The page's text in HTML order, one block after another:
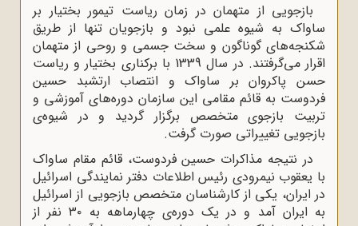
بازجویی از متهمان در زمان ریاست تیمور بختیار بر
ساواک به شیوه علمی نبود و بازجویان تنها از طریق
شکنجه‌های گوناگون و سخت جسمی و روحی از متهمان
اقرار می‌گرفتند. در سال 1339 با برکناری بختیار و ریاست
حسن پاکروان بر ساواک و انتصاب ارتشبد حسین
فردوست به قائم مقامی این سازمان دوره‌های آموزشی و
تربیت بازجوی متخصص برگزار گردید و در شیوه‌ی
بازجویی تغییراتی صورت گرفت.
در نتیجه مذاکرات حسین فردوست، قائم مقام ساواک
با یعقوب نیمرودی رئیس اطلاعات دفتر نمایندگی اسرائیل
در ایران، یکی از کارشناسان متخصص بازجویی از اسرائیل
به ایران آمد و در یک دوره‌ی چهارماهه به ۳۰ نفر از